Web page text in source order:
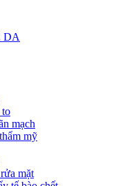
DA
to
mạch
mỹ
mặt